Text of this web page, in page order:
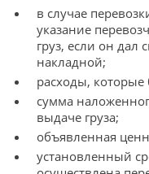
в случае
указание
груз, если он дал
накладной;
расходы, которые
сумма
выдаче груза;
объявленная
установленный